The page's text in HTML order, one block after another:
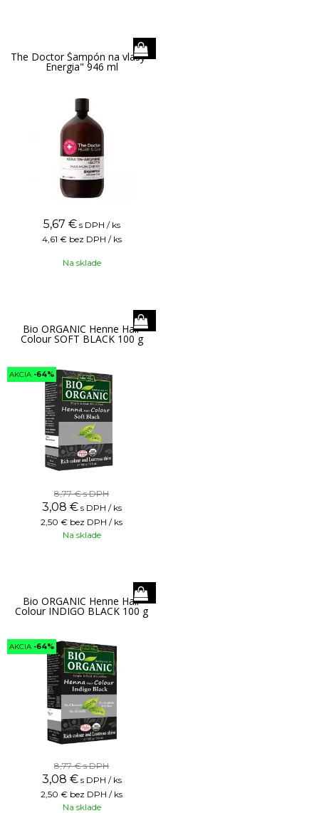
The Doctor Šampón na vlasy "
Energia" 946 ml
5,67 € s DPH / ks
4,61 € bez DPH / ks
Na sklade
Bio ORGANIC Henne Hair
Colour SOFT BLACK 100 g
AKCIA -64%
8,77 €s DPH
3,08 € s DPH / ks
2,50 € bez DPH / ks
Na sklade
Bio ORGANIC Henne Hair
Colour INDIGO BLACK 100 g
AKCIA -64%
8,77 €s DPH
3,08 € s DPH / ks
2,50 € bez DPH / ks
Na sklade